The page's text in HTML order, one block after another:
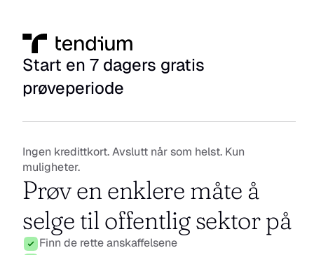
Start en 7 dagers gratis
prøveperiode
Ingen kredittkort. Avslutt når som helst. Kun
muligheter.
Prøv en enklere måte å
selge til offentlig sektor på
Finn de rette anskaffelsene